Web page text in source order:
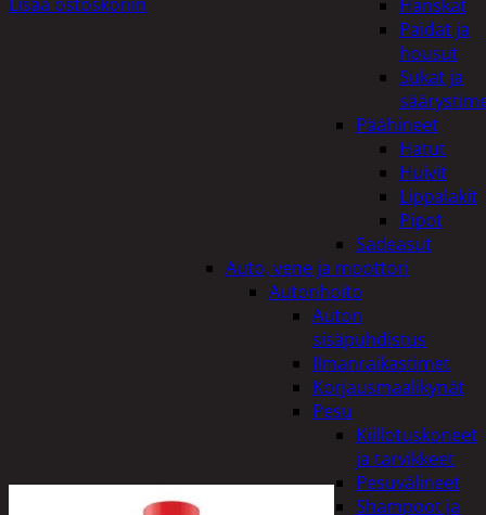
Hanskat
Paidat ja
housut
Sukat ja
Päähineet
Hatut
Huivit
Lippalakit
Pipot
Sadeasut
Auto, vene ja moottori
Autonhoito
Auton
sisäpuhdistus
Ilmanraikastimet
Korjausmaalikynät
Pesu
Kiillotuskoneet
ja tarvikkeet
Pesuvälineet
Shampoot ja